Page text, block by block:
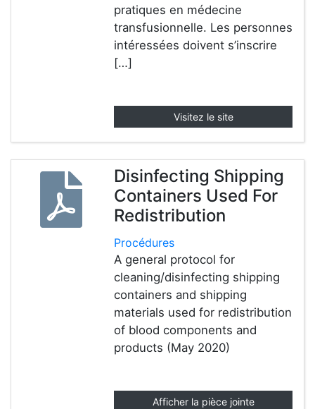
pratiques en médecine
transfusionnelle. Les personnes
intéressées doivent s’inscrire
[…]
Visitez le site
Disinfecting Shipping
Containers Used For
Redistribution
Procédures
A general protocol for
cleaning/disinfecting shipping
containers and shipping
materials used for redistribution
of blood components and
products (May 2020)
Afficher la pièce jointe